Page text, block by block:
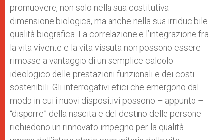
promuovere, non solo nella sua costitutiva
dimensione biologica, ma anche nella sua irriducibile
qualità biografica. La correlazione e l’integrazione fra
la vita vivente e la vita vissuta non possono essere
rimosse a vantaggio di un semplice calcolo
ideologico delle prestazioni funzionali e dei costi
sostenibili. Gli interrogativi etici che emergono dal
modo in cui i nuovi dispositivi possono – appunto –
“disporre” della nascita e del destino delle persone
richiedono un rinnovato impegno per la qualità